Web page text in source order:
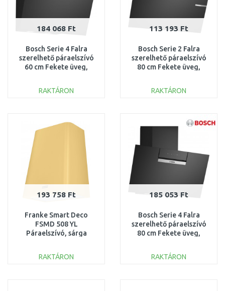
184 068 Ft
Bosch Serie 4 Falra
szerelhető páraelszívó
60 cm Fekete üveg,
RAKTÁRON
Összehasonlítás
113 193 Ft
Bosch Serie 2 Falra
szerelhető páraelszívó
80 cm Fekete üveg,
RAKTÁRON
Összehasonlítás
193 758 Ft
Franke Smart Deco
FSMD 508 YL
Páraelszívó, sárga
RAKTÁRON
185 053 Ft
Bosch Serie 4 Falra
szerelhető páraelszívó
80 cm Fekete üveg,
RAKTÁRON